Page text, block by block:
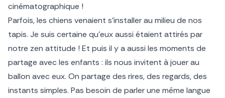
cinématographique !
Parfois, les chiens venaient s’installer au milieu de nos
tapis. Je suis certaine qu’eux aussi étaient attirés par
notre zen attitude ! Et puis il y a aussi les moments de
partage avec les enfants : ils nous invitent à jouer au
ballon avec eux. On partage des rires, des regards, des
instants simples. Pas besoin de parler une même langue